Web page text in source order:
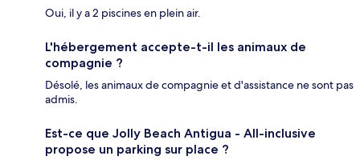
Oui, il y a 2 piscines en plein air.
L'hébergement accepte-t-il les animaux de
compagnie ?
Désolé, les animaux de compagnie et d'assistance ne sont pas
admis.
Est-ce que Jolly Beach Antigua - All-inclusive
propose un parking sur place ?